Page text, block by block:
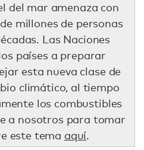
del mar amenaza con
millones de personas
Las Naciones
países a preparar
esta nueva clase de
climático, al tiempo
los combustibles
a nosotros para tomar
este tema aquí.